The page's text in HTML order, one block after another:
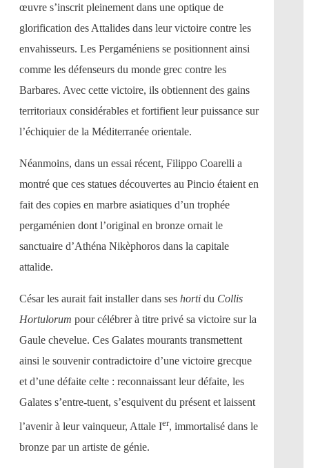
œuvre s’inscrit pleinement dans une optique de
glorification des Attalides dans leur victoire contre les
envahisseurs. Les Pergaméniens se positionnent ainsi
comme les défenseurs du monde grec contre les
Barbares. Avec cette victoire, ils obtiennent des gains
territoriaux considérables et fortifient leur puissance sur
l’échiquier de la Méditerranée orientale.
Néanmoins, dans un essai récent, Filippo Coarelli a
montré que ces statues découvertes au Pincio étaient en
fait des copies en marbre asiatiques d’un trophée
pergaménien dont l’original en bronze ornait le
sanctuaire d’Athéna Nikèphoros dans la capitale
attalide.
César les aurait fait installer dans ses horti du Collis
Hortulorum pour célébrer à titre privé sa victoire sur la
Gaule chevelue. Ces Galates mourants transmettent
ainsi le souvenir contradictoire d’une victoire grecque
et d’une défaite celte : reconnaissant leur défaite, les
Galates s’entre-tuent, s’esquivent du présent et laissent
l’avenir à leur vainqueur, Attale Ier, immortalisé dans le
bronze par un artiste de génie.